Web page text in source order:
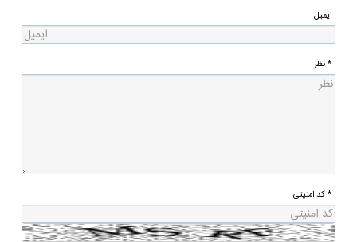
ایمیل
* نظر
* کد امنیتی